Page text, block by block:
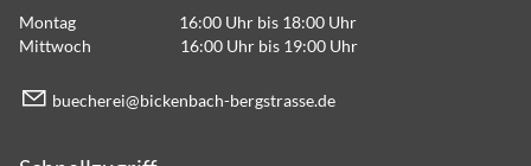
Montag 16:00 Uhr bis 18:00 Uhr
Mittwoch 16:00 Uhr bis 19:00 Uhr
b ch r b ck nb ch-b rgstr ss d